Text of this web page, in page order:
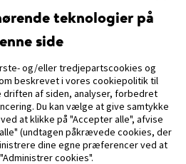
teknologier på
side
og/eller tredjepartscookies og
beskrevet i vores cookiepolitik til
driften af siden, analyser, forbedret
Du kan vælge at give samtykke
at klikke på "Accepter alle", afvise
(undtagen påkrævede cookies, der
dine egne præferencer ved at
cookies".